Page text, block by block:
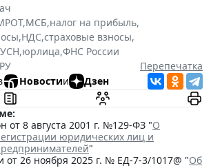
,МСБ,налог на прибыль,
,НДС,страховые взносы,
УСН,юрлица,ФНС России
Перепечатка
Новостии Дзен
от 8 августа 2001 г. №129-ФЗ "О
юридических лиц и
"
от 26 ноября 2025 г. № ЕД-7-3/1017@ "Об